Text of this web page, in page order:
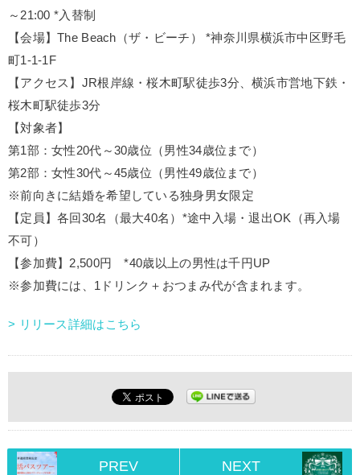
～21:00 *入替制
【会場】The Beach（ザ・ビーチ） *神奈川県横浜市中区野毛
町1-1-1F
【アクセス】JR根岸線・桜木町駅徒歩3分、横浜市営地下鉄・
桜木町駅徒歩3分
【対象者】
第1部：女性20代～30歳位（男性34歳位まで）
第2部：女性30代～45歳位（男性49歳位まで）
※前向きに結婚を希望している独身男女限定
【定員】各回30名（最大40名）*途中入場・退出OK（再入場
不可）
【参加費】2,500円 *40歳以上の男性は千円UP
※参加費には、1ドリンク＋おつまみ代が含まれます。
> リリース詳細はこちら
PREV NEXT